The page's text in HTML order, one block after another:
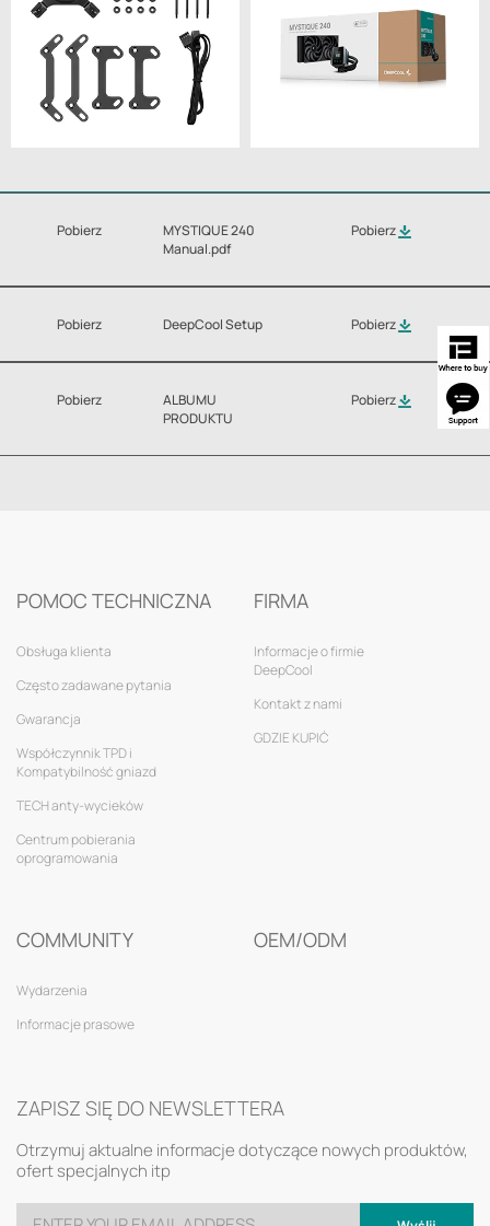
Pobierz
MYSTIQUE 240
Manual.pdf
Pobierz
Pobierz DeepCool Setup Pobierz
Pobierz
ALBUMU
PRODUKTU
Pobierz
POMOC TECHNICZNA
Obsługa klienta
Często zadawane pytania
Gwarancja
Współczynnik TPD i
Kompatybilność gniazd
TECH anty-wycieków
Centrum pobierania
oprogramowania
FIRMA
Informacje o firmie
DeepCool
Kontakt z nami
GDZIE KUPIĆ
COMMUNITY
Wydarzenia
Informacje prasowe
OEM/ODM
ZAPISZ SIĘ DO NEWSLETTERA
Otrzymuj aktualne informacje dotyczące nowych produktów,
ofert specjalnych itp